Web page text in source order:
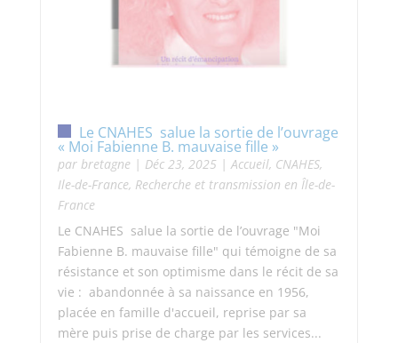
Le CNAHES salue la sortie de l’ouvrage
« Moi Fabienne B. mauvaise fille »
par bretagne| Déc 23, 2025 |Accueil, CNAHES,
Ile-de-France, Recherche et transmission en Île-de-
France
Le CNAHES salue la sortie de l’ouvrage "Moi
Fabienne B. mauvaise fille" qui témoigne de sa
résistance et son optimisme dans le récit de sa
vie : abandonnée à sa naissance en 1956,
placée en famille d'accueil, reprise par sa
mère puis prise de charge par les services...